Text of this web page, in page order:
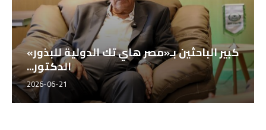
كبير الباحثين بـ«مصر هاي تك الدولية للبذور»
الدكتور...
2026-06-21